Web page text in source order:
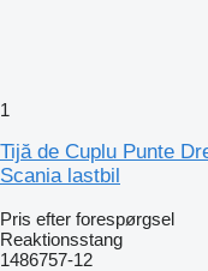
1
Tijă de Cuplu Punte
Scania lastbil
Pris efter forespørgsel
Reaktionsstang
1486757-12